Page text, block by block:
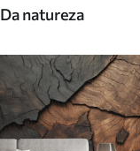
Da natureza